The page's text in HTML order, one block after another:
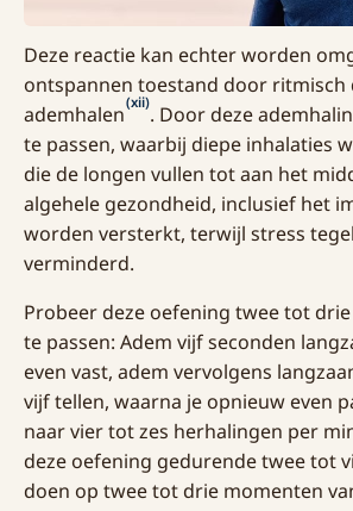
Deze reactie kan echter worden
ontspannen toestand door ritmisch
ademhalen(xii). Door deze
te passen, waarbij diepe inhalaties
die de longen vullen tot aan het
algehele gezondheid, inclusief het
worden versterkt, terwijl stress
verminderd.
Probeer deze oefening twee tot
te passen: Adem vijf seconden
even vast, adem vervolgens
vijf tellen, waarna je opnieuw even
naar vier tot zes herhalingen per
deze oefening gedurende twee tot
doen op twee tot drie momenten